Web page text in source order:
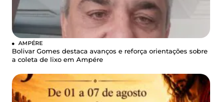
AMPÉRE
Bolivar Gomes destaca avanços e reforça orientações sobre
a coleta de lixo em Ampére